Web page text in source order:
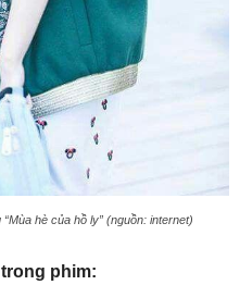
hè của hồ ly” (nguồn: internet)
phim: